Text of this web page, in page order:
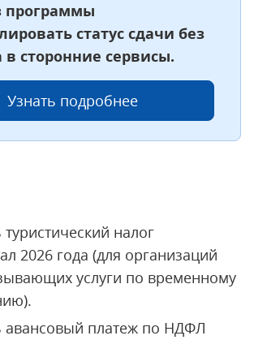
программы
статус сдачи без
в сторонние сервисы.
Узнать подробнее
туристический налог
2026 года (для организаций
услуги по временному
авансовый платеж по НДФЛ